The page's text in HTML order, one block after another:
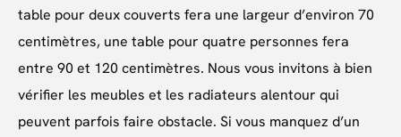
table pour deux couverts fera une largeur d’environ 70
centimètres, une table pour quatre personnes fera
entre 90 et 120 centimètres. Nous vous invitons à bien
vérifier les meubles et les radiateurs alentour qui
peuvent parfois faire obstacle. Si vous manquez d’un